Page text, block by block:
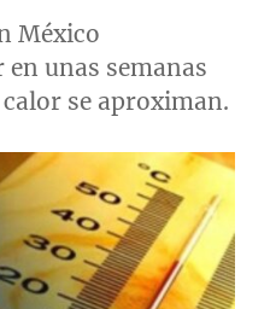
México
unas semanas
se aproximan.